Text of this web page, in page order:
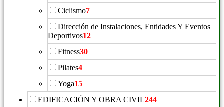
Ciclismo7
Dirección de Instalaciones, Entidades Y Eventos
Deportivos12
Fitness30
Pilates4
Yoga15
EDIFICACIÓN Y OBRA CIVIL244